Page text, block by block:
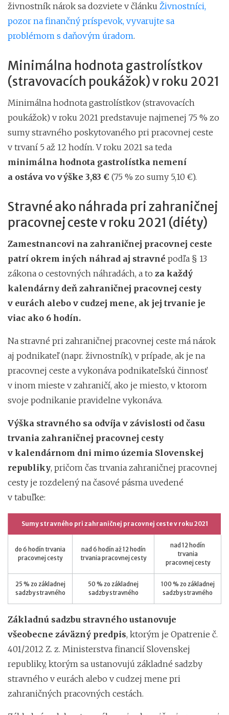
živnostník nárok sa dozviete v článku Živnostníci,
pozor na finančný príspevok, vyvarujte sa
problémom s daňovým úradom.
Minimálna hodnota gastrolístkov
(stravovacích poukážok) v roku 2021
Minimálna hodnota gastrolístkov (stravovacích
poukážok) v roku 2021 predstavuje najmenej 75 % zo
sumy stravného poskytovaného pri pracovnej ceste
v trvaní 5 až 12 hodín. V roku 2021 sa teda
minimálna hodnota gastrolístka nemení
a ostáva vo výške 3,83 € (75 % zo sumy 5,10 €).
Stravné ako náhrada pri zahraničnej
pracovnej ceste v roku 2021 (diéty)
Zamestnancovi na zahraničnej pracovnej ceste
patrí okrem iných náhrad aj stravné podľa § 13
zákona o cestovných náhradách, a to za každý
kalendárny deň zahraničnej pracovnej cesty
v eurách alebo v cudzej mene, ak jej trvanie je
viac ako 6 hodín.
Na stravné pri zahraničnej pracovnej ceste má nárok
aj podnikateľ (napr. živnostník), v prípade, ak je na
pracovnej ceste a vykonáva podnikateľskú činnosť
v inom mieste v zahraničí, ako je miesto, v ktorom
svoje podnikanie pravidelne vykonáva.
Výška stravného sa odvíja v závislosti od času
trvania zahraničnej pracovnej cesty
v kalendárnom dni mimo územia Slovenskej
republiky, pričom čas trvania zahraničnej pracovnej
cesty je rozdelený na časové pásma uvedené
v tabuľke:
Sumy stravného pri zahraničnej pracovnej ceste v roku 2021
do 6 hodín trvania
pracovnej cesty
nad 6 hodín až 12 hodín
trvania pracovnej cesty
nad 12 hodín
trvania
pracovnej cesty
25 % zo základnej
sadzby stravného
50 % zo základnej
sadzby stravného
100 % zo základnej
sadzby stravného
Základnú sadzbu stravného ustanovuje
všeobecne záväzný predpis, ktorým je Opatrenie č.
401/2012 Z. z. Ministerstva financií Slovenskej
republiky, ktorým sa ustanovujú základné sadzby
stravného v eurách alebo v cudzej mene pri
zahraničných pracovných cestách.